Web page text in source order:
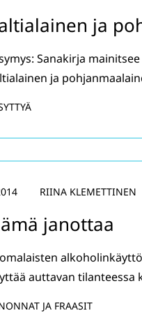
ja
Sanakirja
ja
janottaa
RIINA KLEMETTINEN
auttavan tilanteessa
JA FRAASIT